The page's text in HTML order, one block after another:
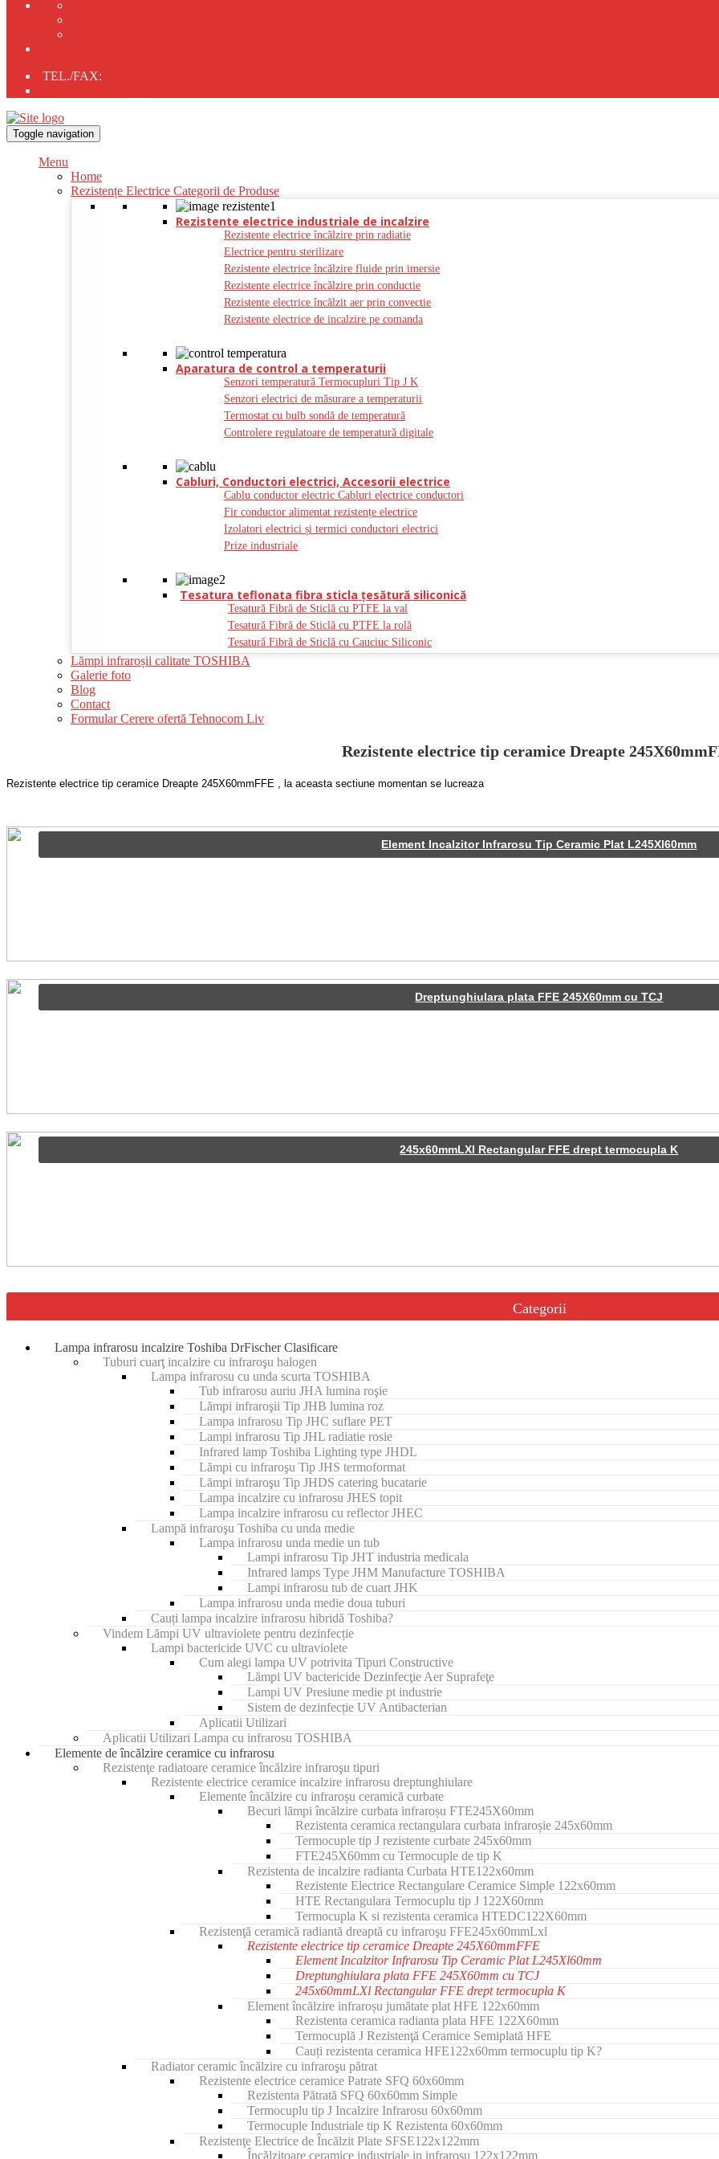
TEL./FAX:
Toggle navigation
Menu
Home
Rezistențe Electrice Categorii de Produse
Rezistente electrice industriale de incalzire
Rezistente electrice încălzire prin radiatie
Electrice pentru sterilizare
Rezistente electrice încălzire fluide prin imersie
Rezistente electrice încălzire prin conductie
Rezistente electrice încălzit aer prin convectie
Rezistente electrice de incalzire pe comanda
Aparatura de control a temperaturii
Senzori temperatură Termocupluri Tip J K
Senzori electrici de măsurare a temperaturii
Termostat cu bulb sondă de temperatură
Controlere regulatoare de temperatură digitale
Cabluri, Conductori electrici, Accesorii electrice
Cablu conductor electric Cabluri electrice conductori
Fir conductor alimentat rezistențe electrice
Izolatori electrici și termici conductori electrici
Prize industriale
Tesatura teflonata fibra sticla ţesătură siliconică
Tesatură Fibră de Sticlă cu PTFE la val
Tesatură Fibră de Sticlă cu PTFE la rolă
Tesatură Fibră de Sticlă cu Cauciuc Siliconic
Lămpi infraroșii calitate TOSHIBA
Galerie foto
Blog
Contact
Formular Cerere ofertă Tehnocom Liv
Rezistente electrice tip ceramice Dreapte
Rezistente electrice tip ceramice Dreapte 245X60mmFFE , la aceasta sectiune momentan se lucreaza
Element Incalzitor Infrarosu Tip Ceramic Plat L245Xl60mm
Dreptunghiulara plata FFE 245X60mm cu TCJ
245x60mmLXl Rectangular FFE drept termocupla K
Categorii
Lampa infrarosu incalzire Toshiba DrFischer Clasificare
Tuburi cuarţ incalzire cu infraroşu halogen
Lampa infrarosu cu unda scurta TOSHIBA
Tub infrarosu auriu JHA lumina roşie
Lămpi infraroşii Tip JHB lumina roz
Lampa infrarosu Tip JHC suflare PET
Lampi infrarosu Tip JHL radiatie rosie
Infrared lamp Toshiba Lighting type JHDL
Lămpi cu infraroşu Tip JHS termoformat
Lămpi infraroşu Tip JHDS catering bucatarie
Lampa incalzire cu infrarosu JHES topit
Lampa incalzire infrarosu cu reflector JHEC
Lampă infraroşu Toshiba cu unda medie
Lampa infrarosu unda medie un tub
Lampi infrarosu Tip JHT industria medicala
Infrared lamps Type JHM Manufacture TOSHIBA
Lampi infrarosu tub de cuart JHK
Lampa infrarosu unda medie doua tuburi
Cauți lampa incalzire infrarosu hibridă Toshiba?
Vindem Lămpi UV ultraviolete pentru dezinfecție
Lampi bactericide UVC cu ultraviolete
Cum alegi lampa UV potrivita Tipuri Constructive
Lămpi UV bactericide Dezinfecţie Aer Suprafeţe
Lampi UV Presiune medie pt industrie
Sistem de dezinfecție UV Antibacterian
Aplicatii Utilizari
Aplicatii Utilizari Lampa cu infrarosu TOSHIBA
Elemente de încălzire ceramice cu infrarosu
Rezistenţe radiatoare ceramice încălzire infraroşu tipuri
Rezistente electrice ceramice incalzire infrarosu dreptunghiulare
Elemente încălzire cu infraroșu ceramică curbate
Becuri lămpi încălzire curbata infraroșu FTE245X60mm
Rezistenta ceramica rectangulara curbata infraroșie 245x60mm
Termocuple tip J rezistente curbate 245x60mm
FTE245X60mm cu Termocuple de tip K
Rezistenta de incalzire radianta Curbata HTE122x60mm
Rezistente Electrice Rectangulare Ceramice Simple 122x60mm
HTE Rectangulara Termocuplu tip J 122X60mm
Termocupla K si rezistenta ceramica HTEDC122X60mm
Rezistenţă ceramică radiantă dreaptă cu infraroşu FFE245x60mmLxl
Rezistente electrice tip ceramice Dreapte 245X60mmFFE
Element Incalzitor Infrarosu Tip Ceramic Plat L245Xl60mm
Dreptunghiulara plata FFE 245X60mm cu TCJ
245x60mmLXl Rectangular FFE drept termocupla K
Element încălzire infraroșu jumătate plat HFE 122x60mm
Rezistenta ceramica radianta plata HFE 122X60mm
Termocuplă J Rezistenţă Ceramice Semiplată HFE
Cauți rezistenta ceramica HFE122x60mm termocuplu tip K?
Radiator ceramic încălzire cu infraroşu pătrat
Rezistente electrice ceramice Patrate SFQ 60x60mm
Rezistenta Pătrată SFQ 60x60mm Simple
Termocuplu tip J Incalzire Infrarosu 60x60mm
Termocuple Industriale tip K Rezistenta 60x60mm
Rezistenţe Electrice de Încălzit Plate SFSE122x122mm
Încălzitoare ceramice industriale in infraroşu 122x122mm